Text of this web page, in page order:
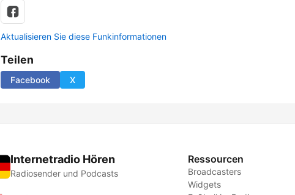
Aktualisieren Sie diese Funkinformationen
Teilen
Facebook X
Internetradio Hören
Radiosender und Podcasts
Ressourcen
Broadcasters
Widgets